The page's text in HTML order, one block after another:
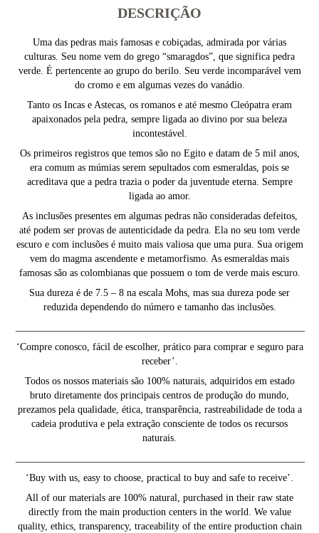
DESCRIÇÃO
Uma das pedras mais famosas e cobiçadas, admirada por várias
culturas. Seu nome vem do grego “smaragdos”, que significa pedra
verde. É pertencente ao grupo do berilo. Seu verde incomparável vem
do cromo e em algumas vezes do vanádio.
Tanto os Incas e Astecas, os romanos e até mesmo Cleópatra eram
apaixonados pela pedra, sempre ligada ao divino por sua beleza
incontestável.
Os primeiros registros que temos são no Egito e datam de 5 mil anos,
era comum as múmias serem sepultados com esmeraldas, pois se
acreditava que a pedra trazia o poder da juventude eterna. Sempre
ligada ao amor.
As inclusões presentes em algumas pedras não consideradas defeitos,
até podem ser provas de autenticidade da pedra. Ela no seu tom verde
escuro e com inclusões é muito mais valiosa que uma pura. Sua origem
vem do magma ascendente e metamorfismo. As esmeraldas mais
famosas são as colombianas que possuem o tom de verde mais escuro.
Sua dureza é de 7.5 – 8 na escala Mohs, mas sua dureza pode ser
reduzida dependendo do número e tamanho das inclusões.
‘Compre conosco, fácil de escolher, prático para comprar e seguro para
receber’.
Todos os nossos materiais são 100% naturais, adquiridos em estado
bruto diretamente dos principais centros de produção do mundo,
prezamos pela qualidade, ética, transparência, rastreabilidade de toda a
cadeia produtiva e pela extração consciente de todos os recursos
naturais.
‘Buy with us, easy to choose, practical to buy and safe to receive’.
All of our materials are 100% natural, purchased in their raw state
directly from the main production centers in the world. We value
quality, ethics, transparency, traceability of the entire production chain